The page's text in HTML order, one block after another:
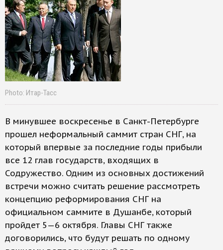
Photo: Итар-Тасс
В минувшее воскресенье в Санкт-Петербурге
прошел неформальный саммит стран СНГ, на
который впервые за последние годы прибыли
все 12 глав государств, входящих в
Содружество. Одним из основных достижений
встречи можно считать решение рассмотреть
концепцию реформирования СНГ на
официальном саммите в Душанбе, который
пройдет 5—6 октября. Главы СНГ также
договорились, что будут решать по одному